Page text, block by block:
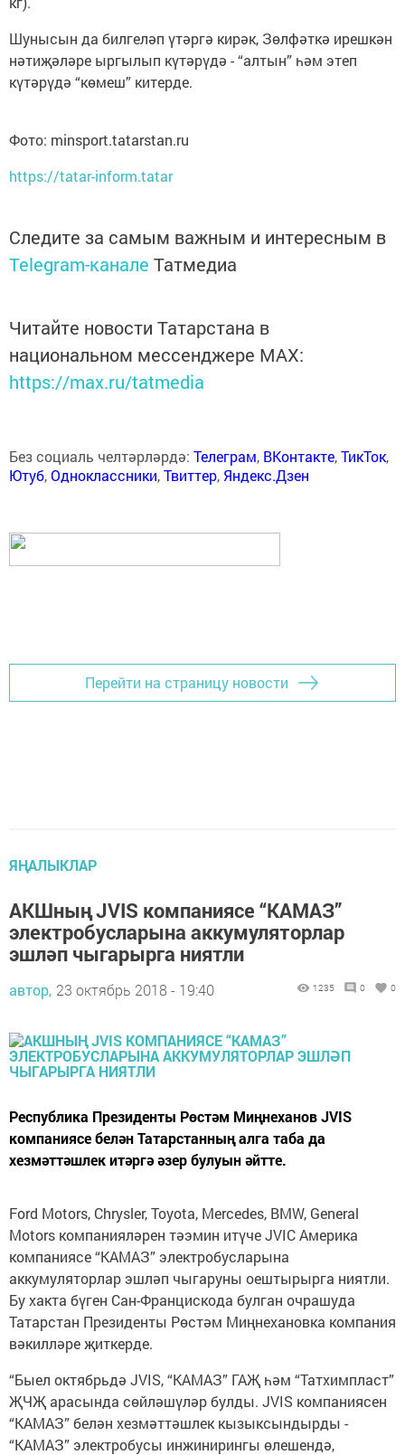
Шунысын да билгеләп үтәргә кирәк, Зөлфәткә ирешкән
нәтиҗәләре ыргылып күтәрүдә - “алтын” һәм этеп
күтәрүдә “көмеш” китерде.
Фото: minsport.tatarstan.ru
https://tatar-inform.tatar
Следите за самым важным и интересным в
Telegram-канале Татмедиа
Читайте новости Татарстана в
национальном мессенджере MАХ:
https://max.ru/tatmedia
Без социаль челтәрләрдә: Телеграм, ВКонтакте,ТикТок,
Ютуб,Одноклассники,Твиттер, Яндекс.Дзен
Перейти на страницу новости
ЯҢАЛЫКЛАР
АКШның JVIS компаниясе “КАМАЗ”
электробусларына аккумуляторлар
эшләп чыгарырга ниятли
автор, 23 октябрь 2018 - 19:40 1235 0 0
Республика Президенты Рөстәм Миңнеханов JVIS
компаниясе белән Татарстанның алга таба да
хезмәттәшлек итәргә әзер булуын әйтте.
Ford Motors, Chrysler, Toyota, Mercedes, BMW, General
Motors компанияләрен тәэмин итүче JVIC Америка
компаниясе “КАМАЗ” электробусларына
аккумуляторлар эшләп чыгаруны оештырырга ниятли.
Бу хакта бүген Сан-Францискода булган очрашуда
Татарстан Президенты Рөстәм Миңнехановка компания
вәкилләре җиткерде.
“Быел октябрьдә JVIS, “КАМАЗ” ГАҖ һәм “Татхимпласт”
ҖЧҖ арасында сөйләшүләр булды. JVIS компаниясен
“КАМАЗ” белән хезмәттәшлек кызыксындырды -
“КАМАЗ” электробусы инжинирингы өлешендә,